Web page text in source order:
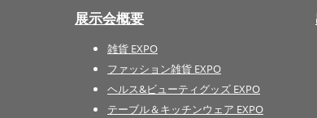
展示会概要
雑貨 EXPO
ファッション雑貨 EXPO
ヘルス&ビューティグッズ EXPO
テーブル＆キッチンウェア EXPO